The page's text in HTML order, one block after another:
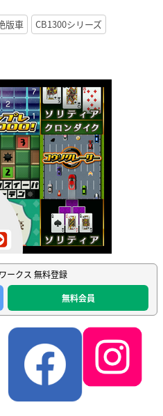
版車
CB1300シリーズ
ークス 無料登録
無料会員